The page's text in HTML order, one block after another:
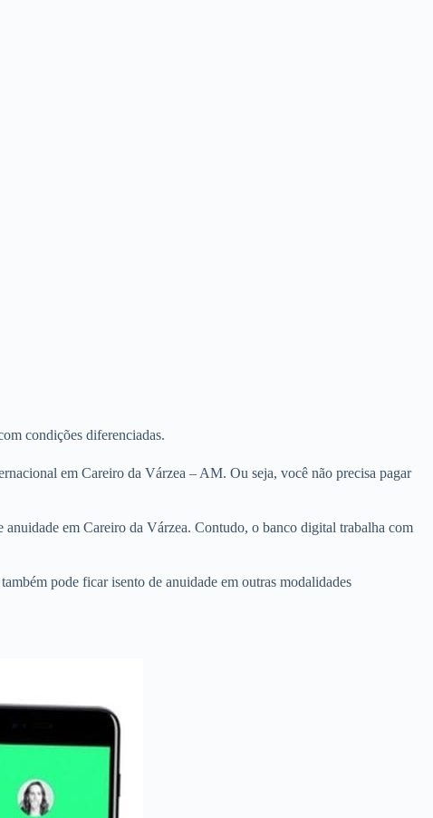
condições diferenciadas.
em Careiro da Várzea – AM. Ou seja, você não precisa pagar
anuidade em Careiro da Várzea. Contudo, o banco digital trabalha com
pode ficar isento de anuidade em outras modalidades